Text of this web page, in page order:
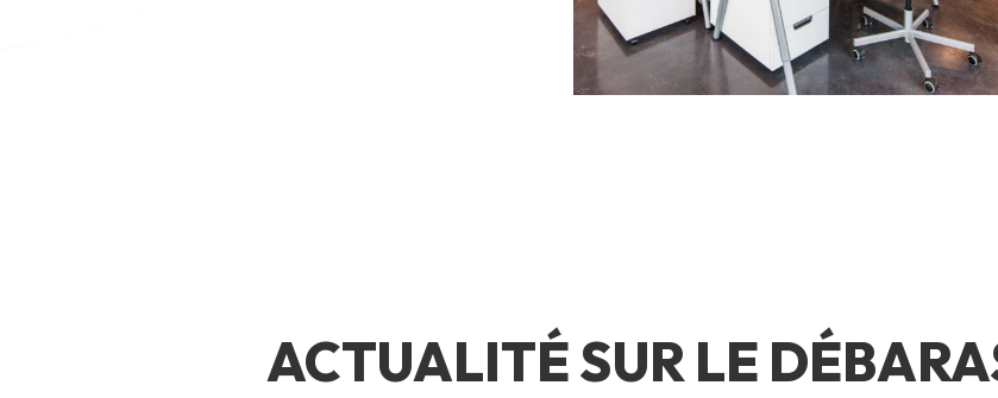
ACTUALITÉ SUR LE